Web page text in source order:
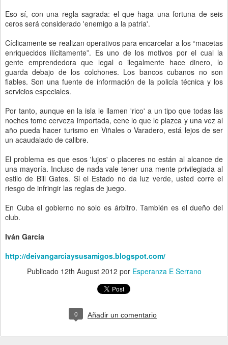
Eso sí, con una regla sagrada: el que haga una fortuna de seis
ceros será considerado 'enemigo a la patria'.
Cíclicamente se realizan operativos para encarcelar a los “macetas
enriquecidos ilícitamente”. Es uno de los motivos por el cual la
gente emprendedora que legal o ilegalmente hace dinero, lo
guarda debajo de los colchones. Los bancos cubanos no son
fiables. Son una fuente de información de la policía técnica y los
servicios especiales.
Por tanto, aunque en la isla le llamen 'rico' a un tipo que todas las
noches tome cerveza importada, cene lo que le plazca y una vez al
año pueda hacer turismo en Viñales o Varadero, está lejos de ser
un acaudalado de calibre.
El problema es que esos 'lujos' o placeres no están al alcance de
una mayoría. Incluso de nada vale tener una mente privilegiada al
estilo de Bill Gates. Si el Estado no da luz verde, usted corre el
riesgo de infringir las reglas de juego.
En Cuba el gobierno no solo es árbitro. También es el dueño del
club.
Iván García
http://deivangarciaysusamigos.blogspot.com/
Publicado 12th August 2012 por Esperanza E Serrano
0 Añadir un comentario